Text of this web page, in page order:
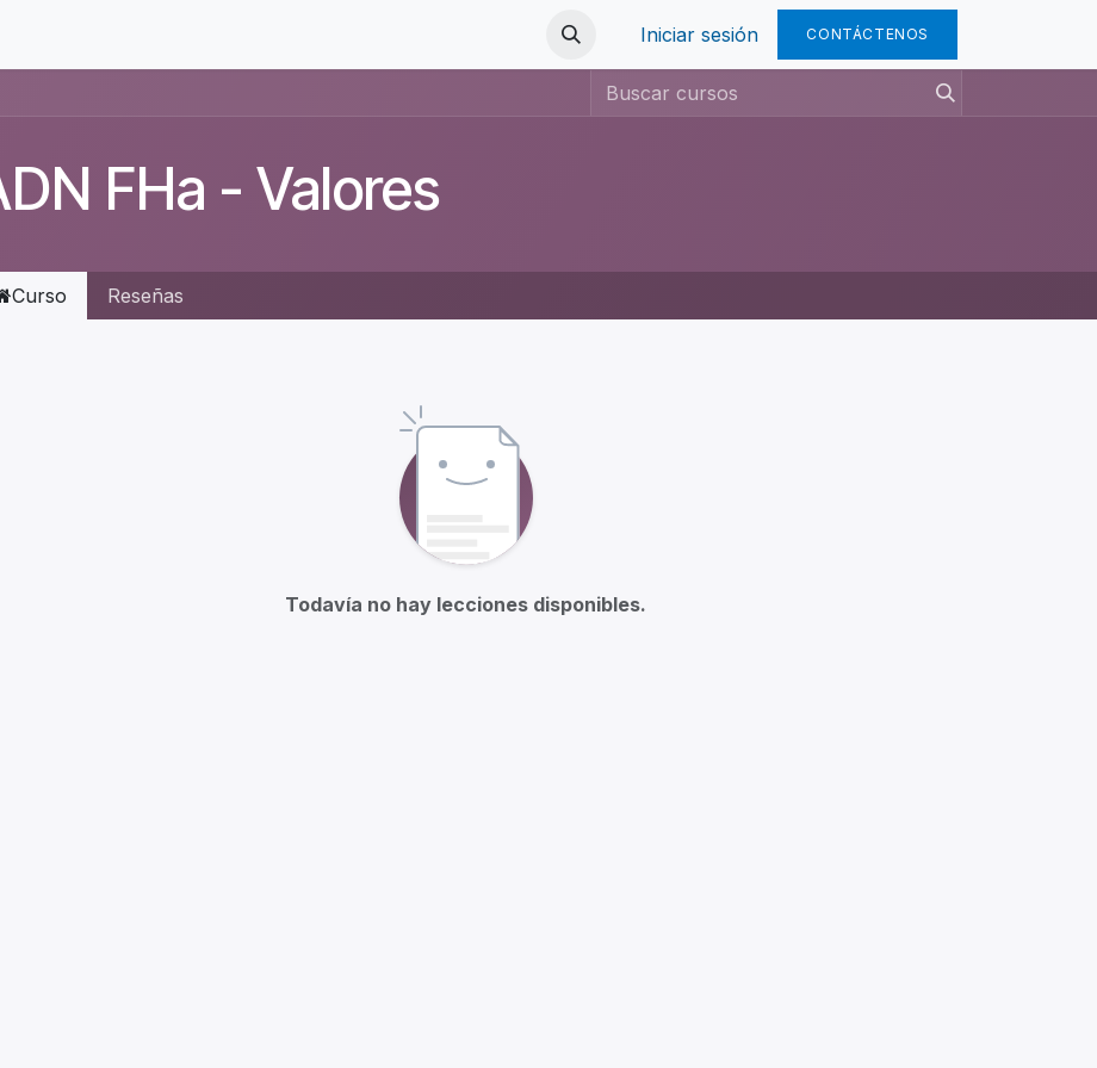
Iniciar sesión CONTÁCTENOS
FHa - Valores
Curso Reseñas
Todavía no hay lecciones disponibles.